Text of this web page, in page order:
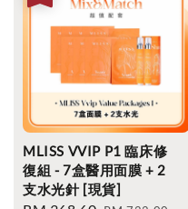
MLISS VVIP P1 臨床修
復組 - 7盒醫用面膜 + 2
支水光針 [現貨]